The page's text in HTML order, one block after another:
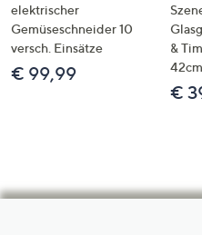
elektrischer
Gemüseschneider 10
versch. Einsätze
€ 99,99
&
€